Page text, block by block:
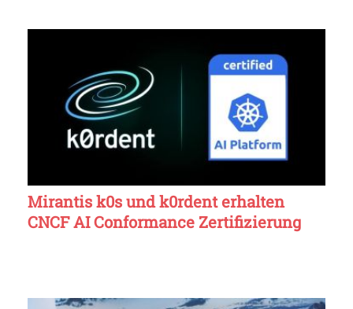
Mirantis k0s und k0rdent erhalten
CNCF AI Conformance Zertifizierung